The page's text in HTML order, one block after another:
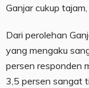
Ganjar cukup
Dari perolehan
yang mengaku
persen responden
3,5 persen sangat